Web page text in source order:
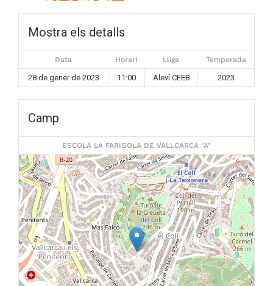
Mostra els detalls
Data Horari Lliga Temporada
28 de gener de 2023 11:00 Aleví CEEB 2023
Camp
ESCOLA LA FARIGOLA DE VALLCARCA "A"